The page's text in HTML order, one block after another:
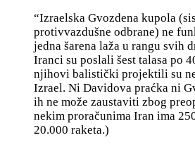
“Izraelska Gvozdena kupola
protivvazdušne odbrane) ne
jedna šarena laža u rangu svih
Iranci su poslali šest talasa po
njihovi balistički projektili su
Izrael. Ni Davidova praćka ni
ih ne može zaustaviti zbog
nekim proračunima Iran ima
20.000 raketa.)